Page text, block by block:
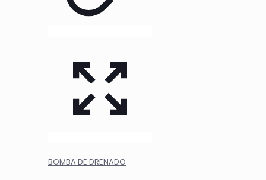
BOMBA DE DRENADO